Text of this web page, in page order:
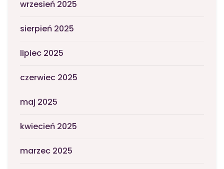
wrzesień 2025
sierpień 2025
lipiec 2025
czerwiec 2025
maj 2025
kwiecień 2025
marzec 2025